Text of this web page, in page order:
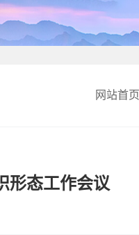
网站首页
形态工作会议